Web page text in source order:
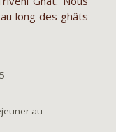
long des ghâts
au